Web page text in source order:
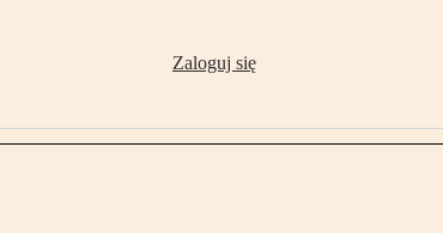
Zaloguj się